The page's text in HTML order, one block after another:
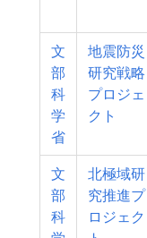
文
部
科
学
省
地震防災
研究戦略
プロジェ
クト
文
部
科
北極域研
究推進プ
ロジェク